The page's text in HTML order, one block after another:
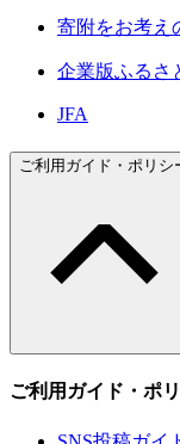
寄附をお考え
企業版ふるさ
JFA
ご利用ガイド・ポリシ
ご利用ガイド・ポ